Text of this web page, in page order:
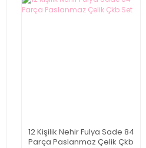
12 Kişilik Nehir Fulya Sade 84
Parça Paslanmaz Çelik Çkb